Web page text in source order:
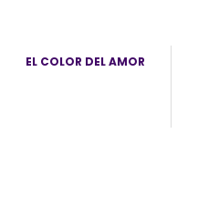
EL COLOR DEL AMOR